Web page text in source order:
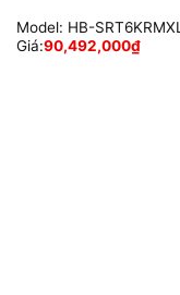
Model: HB-
Giá:90,492,000₫